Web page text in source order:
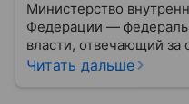
Министерство
Федерации —
власти, отвечающий за
порядка, борьбу с
Читать дальше